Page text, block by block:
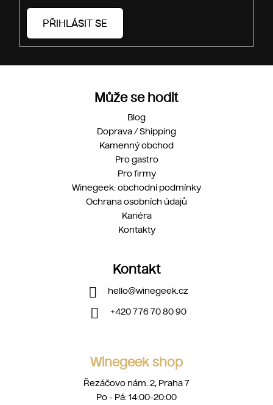
PŘIHLÁSIT SE
Může se hodit
Blog
Doprava / Shipping
Kamenný obchod
Pro gastro
Pro firmy
Winegeek: obchodní podmínky
Ochrana osobních údajů
Kariéra
Kontakty
Kontakt
hello@winegeek.cz
+420 776 70 80 90
Winegeek shop
Řezáčovo nám. 2, Praha 7
Po - Pá: 14:00-20:00